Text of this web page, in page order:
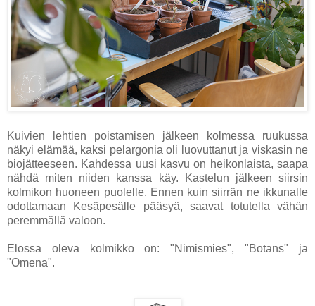
Kuivien lehtien poistamisen jälkeen kolmessa ruukussa
näkyi elämää, kaksi pelargonia oli luovuttanut ja viskasin ne
biojätteeseen. Kahdessa uusi kasvu on heikonlaista, saapa
nähdä miten niiden kanssa käy. Kastelun jälkeen siirsin
kolmikon huoneen puolelle. Ennen kuin siirrän ne ikkunalle
odottamaan Kesäpesälle pääsyä, saavat totutella vähän
peremmällä valoon.
Elossa oleva kolmikko on: "Nimismies", "Botans" ja
"Omena".